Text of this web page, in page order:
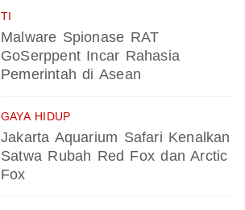
TI
Malware Spionase RAT
GoSerppent Incar Rahasia
Pemerintah di Asean
GAYA HIDUP
Jakarta Aquarium Safari Kenalkan
Satwa Rubah Red Fox dan Arctic
Fox